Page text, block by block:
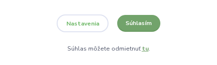
Vytvorené na Eshop-rychlo.sk
Nastavenia Súhlasím
Súhlas môžete odmietnuťtu.